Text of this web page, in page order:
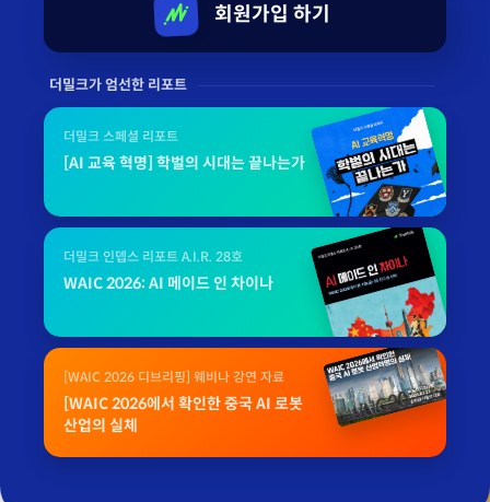
회원가입 하기
더밀크가 엄선한 리포트
더밀크 스페셜 리포트
[AI 교육 혁명] 학벌의 시대는 끝나는가
더밀크 인뎁스 리포트 A.I.R. 28호
WAIC 2026: AI 메이드 인 차이나
[WAIC 2026 디브리핑] 웨비나 강연 자료
[WAIC 2026에서 확인한 중국 AI 로봇
산업의 실체